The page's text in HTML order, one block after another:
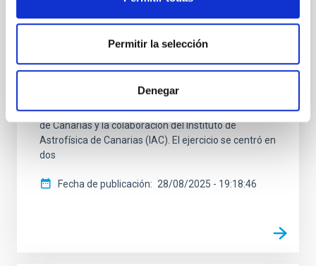
Permitir la selección
Denegar
prácticas en el Observatorio del Roque de los
Muchachos con participación del Instituto de
los Muchachos (ORM) acogió el pasado 11 de julio
una práctica de gran relevancia para la seguridad de
participación de los Equipos de Intervención y
Refuerzo en Incendios Forestales (EIRIF) del Gobierno
de Canarias y la colaboración del Instituto de
Astrofísica de Canarias (IAC). El ejercicio se centró en
dos
Fecha de publicación 28/08/2025 - 19:18:46